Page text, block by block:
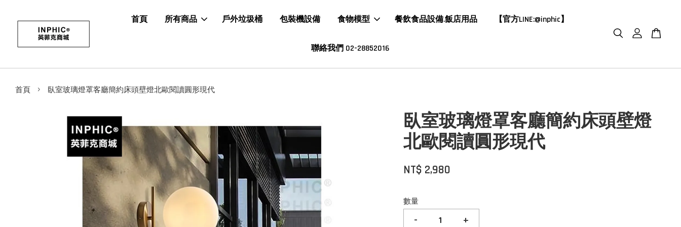
首頁 所有商品 戶外垃圾桶 包裝機設備 食物模型 餐飲食品設備.飯店用品 【官方LINE:@inphic】
聯絡我們 02-28852016
首頁 › 臥室玻璃燈罩客廳簡約床頭壁燈北歐閱讀圓形現代
臥室玻璃燈罩客廳簡約床頭壁燈
北歐閱讀圓形現代
NT$ 2,980
數量
- +